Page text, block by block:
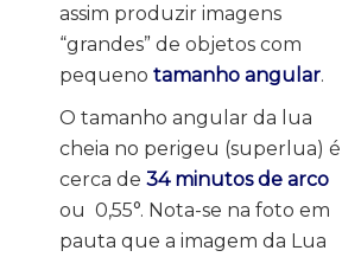
assim produzir imagens
“grandes” de objetos com
pequeno tamanho angular.
O tamanho angular da lua
cheia no perigeu (superlua) é
cerca de 34 minutos de arco
ou 0,55°. Nota-se na foto em
pauta que a imagem da Lua